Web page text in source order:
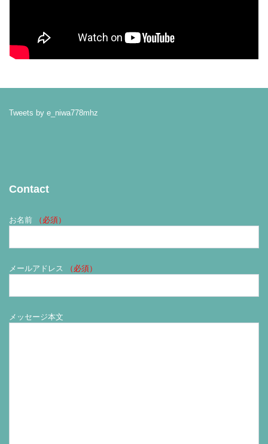
Tweets by e_niwa778mhz
Contact
お名前 （必須）
メールアドレス （必須）
メッセージ本文